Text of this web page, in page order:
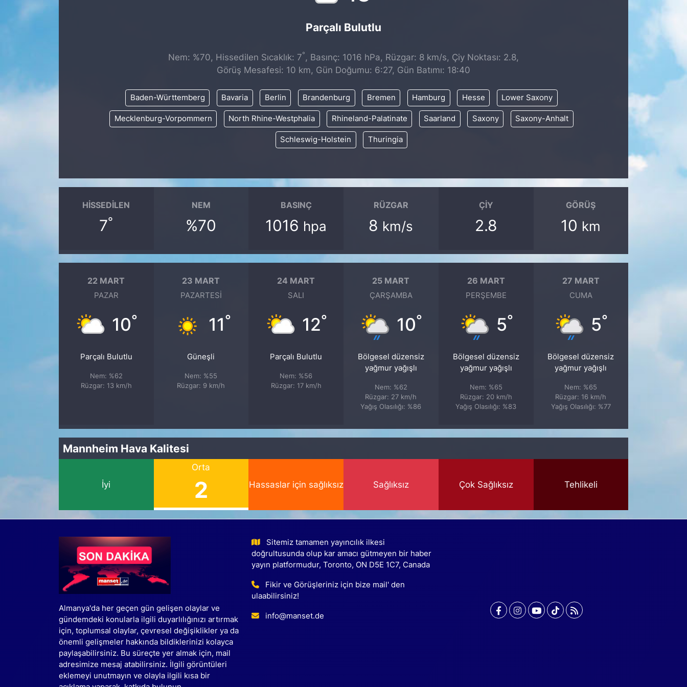
Parçalı Bulutlu
Nem: %70, Hissedilen Sıcaklık: 7° , Basınç: 1016 hPa, Rüzgar: 8 km/s, Çiy Noktası: 2.8,
Görüş Mesafesi: 10 km, Gün Doğumu: 6:27, Gün Batımı: 18:40
Baden-Württemberg Bavaria Berlin Brandenburg Bremen Hamburg Hesse Lower Saxony
Mecklenburg-Vorpommern North Rhine-Westphalia Rhineland-Palatinate Saarland Saxony Saxony-Anhalt
Schleswig-Holstein Thuringia
HISSEDILEN
7°
NEM
%70
BASINÇ
1016 hpa
RÜZGAR
8 km/s
ÇIY
2.8
GÖRÜŞ
10 km
22 MART
PAZAR
10°
Parçalı Bulutlu
Nem: %62
Rüzgar: 13 km/h
23 MART
PAZARTESI
11°
Güneşli
Nem: %55
Rüzgar: 9 km/h
24 MART
SALI
12°
Parçalı Bulutlu
Nem: %56
Rüzgar: 17 km/h
25 MART
ÇARŞAMBA
10°
Bölgesel düzensiz
yağmur yağışlı
Nem: %62
Rüzgar: 27 km/h
Yağış Olasılığı: %86
26 MART
PERŞEMBE
5°
Bölgesel düzensiz
yağmur yağışlı
Nem: %65
Rüzgar: 20 km/h
Yağış Olasılığı: %83
27 MART
CUMA
5°
Bölgesel düzensiz
yağmur yağışlı
Nem: %65
Rüzgar: 16 km/h
Yağış Olasılığı: %77
Mannheim Hava Kalitesi
İyi
Orta
2 Hassaslar için sağlıksız Sağlıksız Çok Sağlıksız Tehlikeli
Almanya'da her geçen gün gelişen olaylar ve
gündemdeki konularla ilgili duyarlılığınızı artırmak
için, toplumsal olaylar, çevresel değişiklikler ya da
önemli gelişmeler hakkında bildiklerinizi kolayca
paylaşabilirsiniz. Bu süreçte yer almak için, mail
adresimize mesaj atabilirsiniz. İlgili görüntüleri
eklemeyi unutmayın ve olayla ilgili kısa bir
Sitemiz tamamen yayıncılık ilkesi
doğrultusunda olup kar amacı gütmeyen bir haber
yayın platformudur, Toronto, ON D5E 1C7, Canada
Fikir ve Görüşleriniz için bize mail' den
ulaabilirsiniz!
info@manset.de